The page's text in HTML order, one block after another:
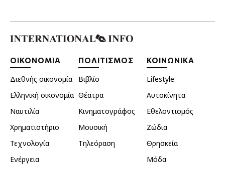
ΟΙΚΟΝΟΜΙΑ
Διεθνής οικονομία
Ελληνική οικονομία
Ναυτιλία
Χρηματιστήριο
Τεχνολογία
Ενέργεια
ΠΟΛΙΤΙΣΜΟΣ
Βιβλίο
Θέατρα
Κινηματογράφος
Μουσική
Τηλεόραση
ΚΟΙΝΩΝΙΚΑ
Lifestyle
Αυτοκίνητα
Εθελοντισμός
Ζώδια
Θρησκεία
Μόδα